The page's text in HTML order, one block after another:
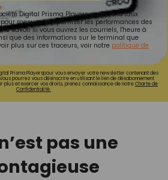
Digital Prisma Players analyse le taux
mesurer et optimiser les performances des
savoir si vous ouvrez les courriels, l'heure à
que des informations sur le terminal que
plus sur ces traceurs, voir notre politique de
Prisma Playerspour vous envoyer votre newsletter contenant des
pourrez vous désinscrire en utilisant le lien de désabonnement
plus et exercer vos droits, prenez connaissance de notreCharte de
Confidentialité.
pas une